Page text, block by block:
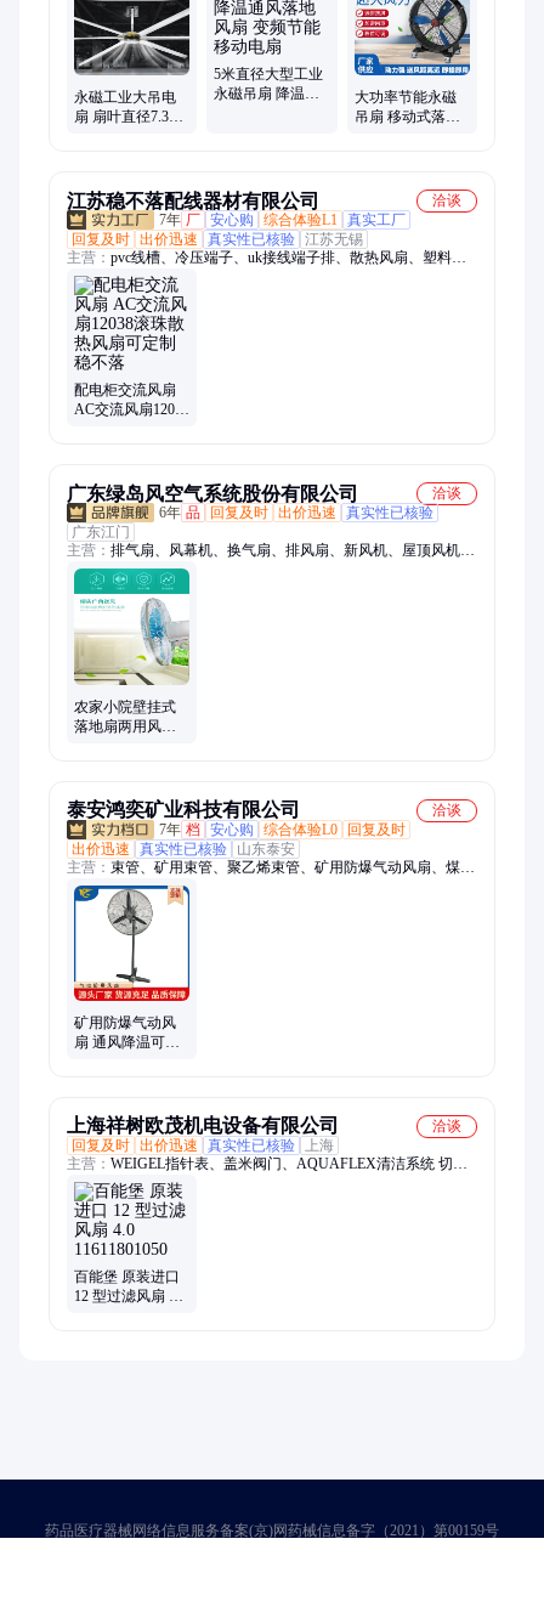
永磁工业大吊电
扇 扇叶直径7.3米
5米直径大型工业
永磁吊扇 降温通
大功率节能永磁
吊扇 移动式落地
江苏稳不落配线器材有限公司
洽谈
7年 厂 安心购 综合体验L1 真实工厂
回复及时 出价迅速 真实性已核验 江苏无锡
主营： pvc线槽、冷压端子、uk接线端子排、散热风扇、塑料波
纹管、热缩管、C45导轨、M8M12连接器、扎带、结束带
配电柜交流风扇
AC交流风扇12038
广东绿岛风空气系统股份有限公司
洽谈
6年 品 回复及时 出价迅速
真实性已核验
广东江门
主营： 排气扇、风幕机、换气扇、排风扇、新风机、屋顶风机、
混流风机、通风风机、管道排气、塑料管道、空调风柜、离心风
机、管道风机、排烟防火阀、绿岛风新风、直流送风机、离心式
风机、多功能浴霸、大风量贯流、壁挂式浴霸、风量调节阀、大
风量水热、全热交换机、风帘机、绿岛风
农家小院壁挂式
落地扇两用风扇
泰安鸿奕矿业科技有限公司
洽谈
7年 档 安心购 综合体验L0
回复及时
出价迅速
真实性已核验
山东泰安
主营： 束管、矿用束管、聚乙烯束管、矿用防爆气动风扇、煤矿
用聚乙烯束管、电缆挂钩、隔爆水袋、隔爆水槽、采煤机电缆
夹、压风供水自救装置、树脂锚固剂、潜水泵、气动注浆泵、气
动隔膜泵、除尘风机、气动风机、锚杆拉力计、锚索测力计、锚
索张拉机具、锚索退锚器、马弗炉、单槽浮选机、颚式破碎机、
锤式破碎机、矿浆取样机、密封式制样粉碎机
矿用防爆气动风
扇 通风降温可移
上海祥树欧茂机电设备有限公司
洽谈
回复及时 出价迅速 真实性已核验
上海
主营： WEIGEL指针表、盖米阀门、AQUAFLEX清洁系统 切割
系统、12型过滤风扇4、AMADA工业焊机
百能堡 原装进口
12 型过滤风扇 4.0
药品医疗器械网络信息服务备案(京)网药械信息备字（2021）第00159号